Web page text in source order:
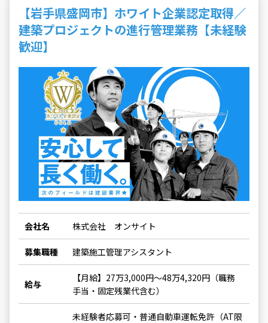
【岩手県盛岡市】ホワイト企業認定取得／
建築プロジェクトの進行管理業務【未経験
歓迎】
会社名 株式会社 オンサイト
募集職種 建築施工管理アシスタント
給与
【月給】27万3,000円～48万4,320円（職務
手当・固定残業代含む）
未経験者応募可・普通自動車運転免許（AT限